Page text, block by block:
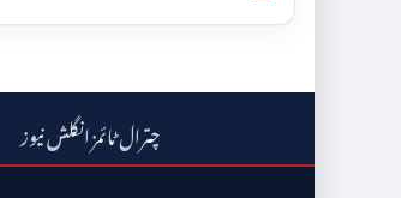
چترال ٹائمز انگلش نیوز